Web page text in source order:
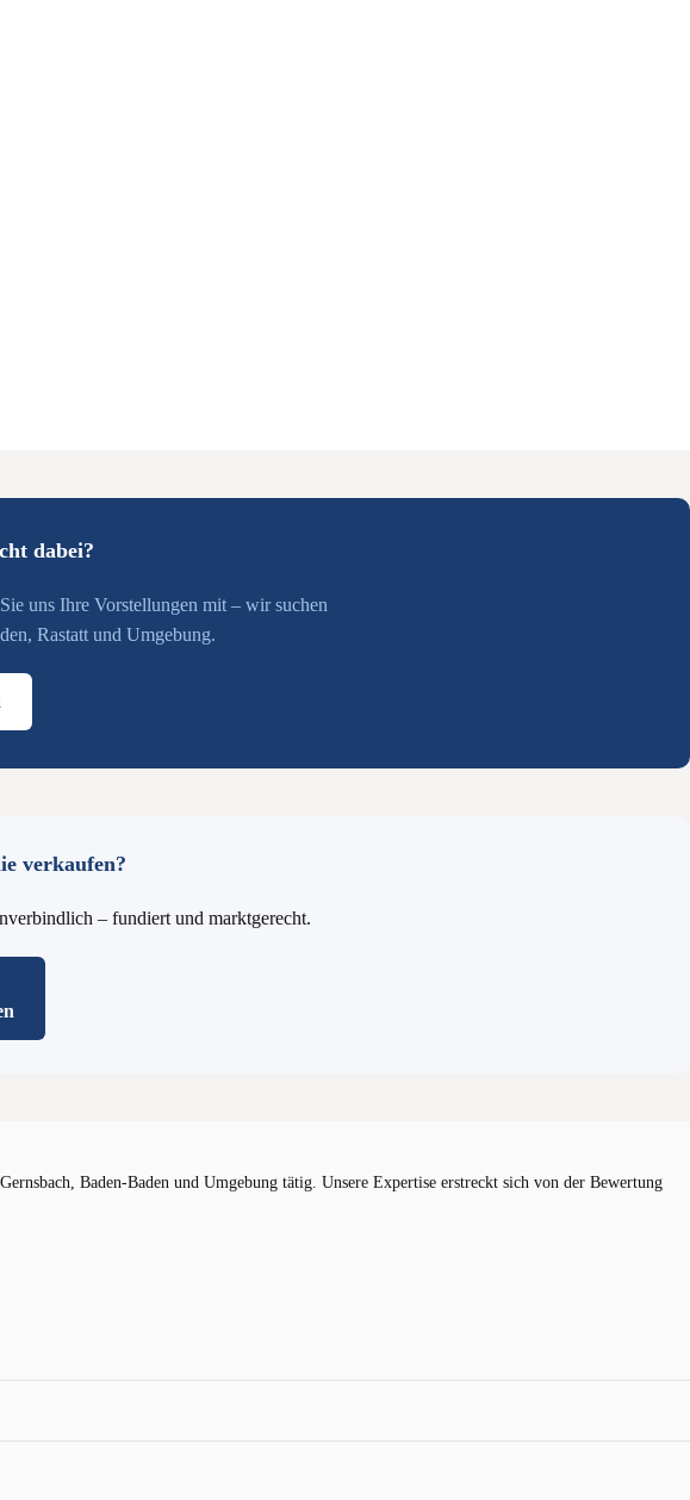
dabei?
uns Ihre Vorstellungen mit – wir suchen
Rastatt und Umgebung.
verkaufen?
– fundiert und marktgerecht.
Baden-Baden und Umgebung tätig. Unsere Expertise erstreckt sich von der Bewertung